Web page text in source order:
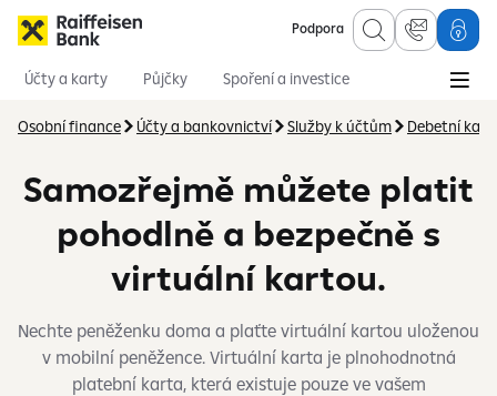
Podpora
Účty a karty Půjčky
Spoření a investice
Osobní finance
Účty a bankovnictví Služby k účtům Debetní
Samozřejmě můžete platit
pohodlně a bezpečně s
virtuální kartou.
Nechte peněženku doma a plaťte virtuální kartou uloženou
v mobilní peněžence. Virtuální karta je plnohodnotná
platební karta, která existuje pouze ve vašem